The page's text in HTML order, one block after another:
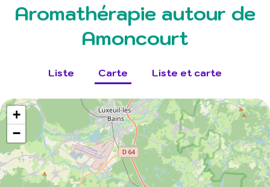
Aromathérapie autour de
Amoncourt
Liste Carte Liste et carte
+
−